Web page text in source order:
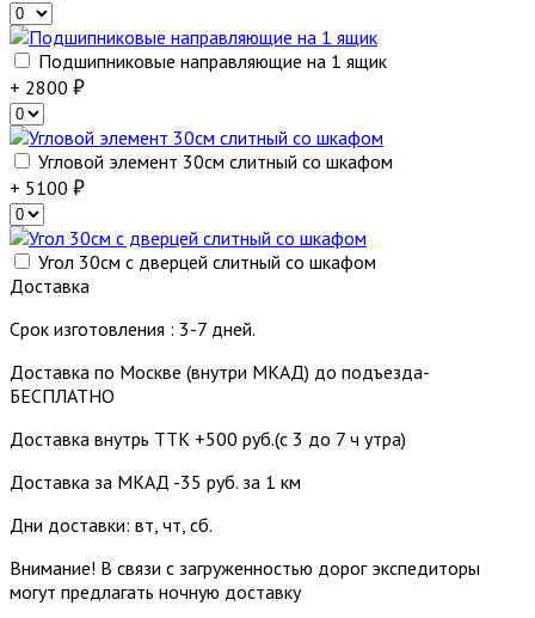
Подшипниковые направляющие на 1 ящик
+ 2800
Угловой элемент 30см слитный со шкафом
+ 5100
Угол 30см с дверцей слитный со шкафом
Доставка
Срок изготовления : 3-7 дней.
Доставка по Москве (внутри МКАД) до подъезда-
БЕСПЛАТНО
Доставка внутрь ТТК +500 руб.(с 3 до 7 ч утра)
Доставка за МКАД -35 руб. за 1 км
Дни доставки: вт, чт, сб.
Внимание! В связи с загруженностью дорог экспедиторы
могут предлагать ночную доставку